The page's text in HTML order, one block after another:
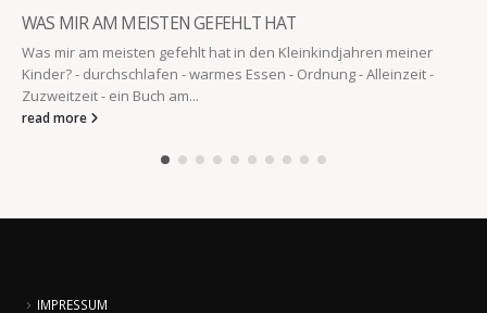
WAS MIR AM MEISTEN GEFEHLT HAT
Was mir am meisten gefehlt hat in den Kleinkindjahren meiner
Kinder? - durchschlafen - warmes Essen - Ordnung - Alleinzeit -
Zuzweitzeit - ein Buch am...
read more
IMPRESSUM